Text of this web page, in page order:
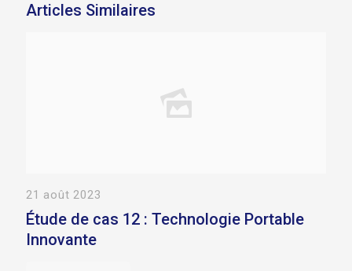
Articles Similaires
21 août 2023
Étude de cas 12 : Technologie Portable
Innovante